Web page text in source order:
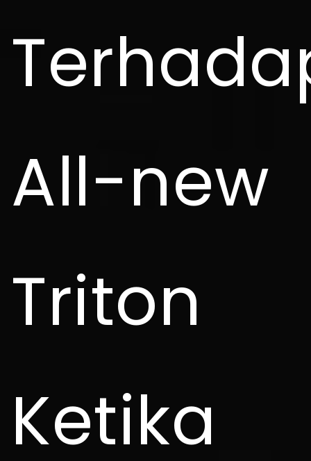
All-new
Triton
Ketika